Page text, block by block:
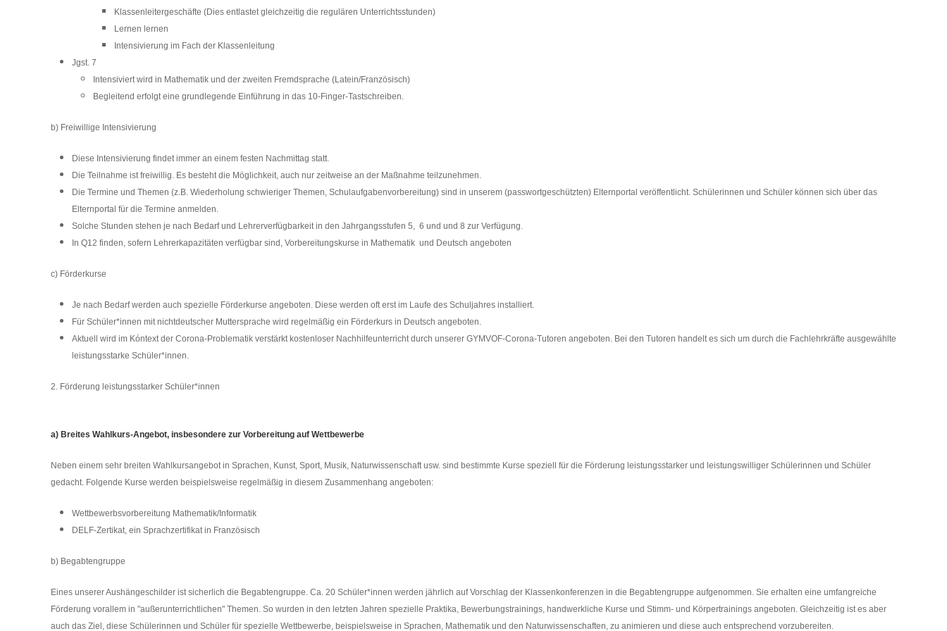
Klassenleitergeschäfte (Dies entlastet gleichzeitig die regulären Unterrichtsstunden)
Lernen lernen
Intensivierung im Fach der Klassenleitung
Jgst. 7
Intensiviert wird in Mathematik und der zweiten Fremdsprache (Latein/Französisch)
Begleitend erfolgt eine grundlegende Einführung in das 10-Finger-Tastschreiben.
b) Freiwillige Intensivierung
Diese Intensivierung findet immer an einem festen Nachmittag statt.
Die Teilnahme ist freiwillig. Es besteht die Möglichkeit, auch nur zeitweise an der Maßnahme teilzunehmen.
Die Termine und Themen (z.B. Wiederholung schwieriger Themen, Schulaufgabenvorbereitung) sind in unserem (passwortgeschützten) Elternportal veröffentlicht. Schülerinnen und Schüler können sich über das
Elternportal für die Termine anmelden.
Solche Stunden stehen je nach Bedarf und Lehrerverfügbarkeit in den Jahrgangsstufen 5, 6 und und 8 zur Verfügung.
In Q12 finden, sofern Lehrerkapazitäten verfügbar sind, Vorbereitungskurse in Mathematik und Deutsch angeboten
c) Förderkurse
Je nach Bedarf werden auch spezielle Förderkurse angeboten. Diese werden oft erst im Laufe des Schuljahres installiert.
Für Schüler*innen mit nichtdeutscher Muttersprache wird regelmäßig ein Förderkurs in Deutsch angeboten.
Aktuell wird im Kóntext der Corona-Problematik verstärkt kostenloser Nachhilfeunterricht durch unserer GYMVOF-Corona-Tutoren angeboten. Bei den Tutoren handelt es sich um durch die Fachlehrkräfte ausgewählte
leistungsstarke Schüler*innen.
2. Förderung leistungsstarker Schüler*innen
a) Breites Wahlkurs-Angebot, insbesondere zur Vorbereitung auf Wettbewerbe
Neben einem sehr breiten Wahlkursangebot in Sprachen, Kunst, Sport, Musik, Naturwissenschaft usw. sind bestimmte Kurse speziell für die Förderung leistungsstarker und leistungswilliger Schülerinnen und Schüler
gedacht. Folgende Kurse werden beispielsweise regelmäßig in diesem Zusammenhang angeboten:
Wettbewerbsvorbereitung Mathematik/Informatik
DELF-Zertikat, ein Sprachzertifikat in Französisch
b) Begabtengruppe
Eines unserer Aushängeschilder ist sicherlich die Begabtengruppe. Ca. 20 Schüler*innen werden jährlich auf Vorschlag der Klassenkonferenzen in die Begabtengruppe aufgenommen. Sie erhalten eine umfangreiche
Förderung vorallem in "außerunterrichtlichen" Themen. So wurden in den letzten Jahren spezielle Praktika, Bewerbungstrainings, handwerkliche Kurse und Stimm- und Körpertrainings angeboten. Gleichzeitig ist es aber
auch das Ziel, diese Schülerinnen und Schüler für spezielle Wettbewerbe, beispielsweise in Sprachen, Mathematik und den Naturwissenschaften, zu animieren und diese auch entsprechend vorzubereiten.